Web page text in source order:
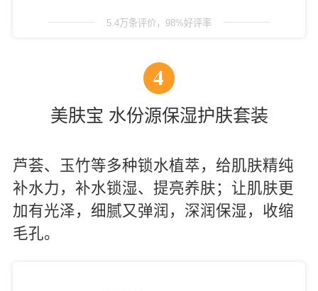
5.4万条评价，98%好评率
4
美肤宝 水份源保湿护肤套装
芦荟、玉竹等多种锁水植萃，给肌肤精纯
补水力，补水锁湿、提亮养肤；让肌肤更
加有光泽，细腻又弹润，深润保湿，收缩
毛孔。